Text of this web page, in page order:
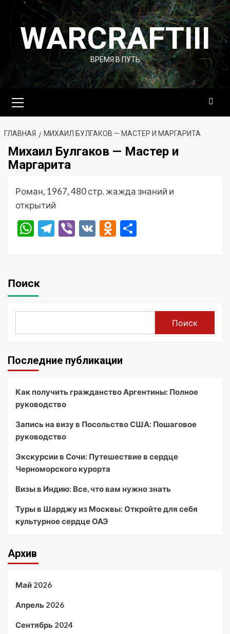
Перейти
содержимому
WARCRAFTIII
ВРЕМЯ В ПУТЬ
меню
ГЛАВНАЯ МИХАИЛ БУЛГАКОВ — МАСТЕР И МАРГАРИТА
Михаил Булгаков — Мастер и
Маргарита
Роман, 1967, 480 стр. жажда знаний и
открытий
WhatsApp
Telegram
Viber
VK Odnoklassniki
Поиск
Поиск
Последние публикации
Как получить гражданство Аргентины: Полное
руководство
Запись на визу в Посольство США: Пошаговое
руководство
Экскурсии в Сочи: Путешествие в сердце
Черноморского курорта
Визы в Индию: Все, что вам нужно знать
Туры в Шарджу из Москвы: Откройте для себя
культурное сердце ОАЭ
Архив
Май 2026
Апрель 2026
Сентябрь 2024